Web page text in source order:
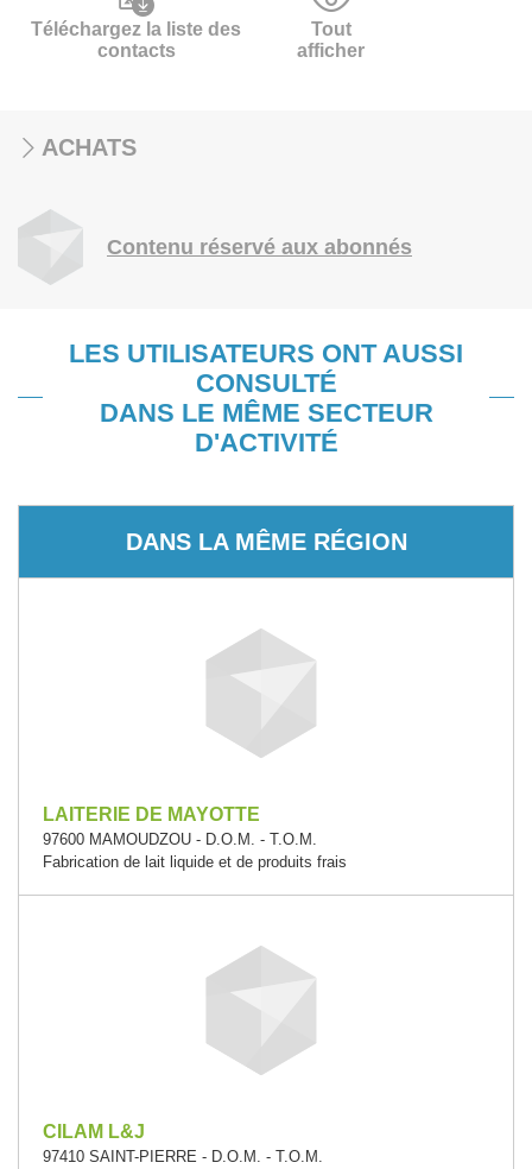
Téléchargez la liste des
contacts
Tout
afficher
ACHATS
Contenu réservé aux abonnés
LES UTILISATEURS ONT AUSSI
CONSULTÉ
DANS LE MÊME SECTEUR
D'ACTIVITÉ
DANS LA MÊME RÉGION
LAITERIE DE MAYOTTE
97600 MAMOUDZOU - D.O.M. - T.O.M.
Fabrication de lait liquide et de produits frais
CILAM L&J
97410 SAINT-PIERRE - D.O.M. - T.O.M.